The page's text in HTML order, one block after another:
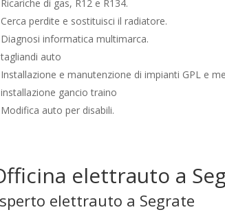
Ricariche di gas, R12 e R134.
Cerca perdite e sostituisci il radiatore.
Diagnosi informatica multimarca.
tagliandi auto
Installazione e manutenzione di impianti GPL e
installazione gancio traino
Modifica auto per disabili.
elettrauto a
elettrauto a Segrate